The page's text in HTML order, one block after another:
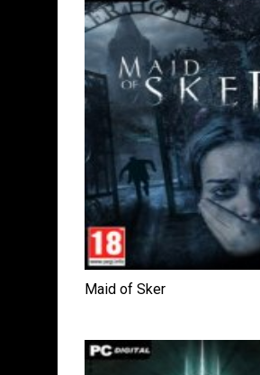
Maid of Sker